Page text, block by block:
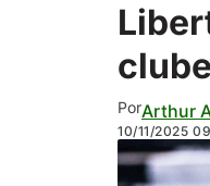
PorArthur
10/11/2025